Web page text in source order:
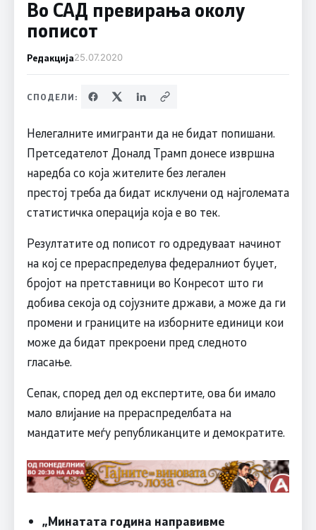
Во САД превирања околу
пописот
Редакција25.07.2020
СПОДЕЛИ:
Нелегалните имигранти да не бидат попишани.
Претседателот Доналд Трамп донесе извршна
наредба со која жителите без легален
престој треба да бидат исклучени од најголемата
статистичка операција која е во тек.
Резултатите од пописот го одредуваат начинот
на кој се прераспределува федералниот буџет,
бројот на претставници во Конресот што ги
добива секоја од сојузните држави, а може да ги
промени и границите на изборните единици кои
може да бидат прекроени пред следното
гласање.
Сепак, според дел од експертите, ова би имало
мало влијание на прераспределбата на
мандатите меѓу републиканците и демократите.
„Минатата година направивме